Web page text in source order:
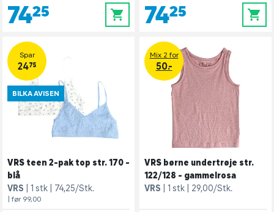
74,25 0 74,25 0
Spar
24,75
BILKA AVISEN
VRS teen 2-pak top str. 170 -
blå
VRS
1 stk 74,25/Stk.
| før 99,00
Mix 2 for
50.-
VRS børne undertrøje str.
122/128 - gammelrosa
VRS
1 stk 29,00/Stk.